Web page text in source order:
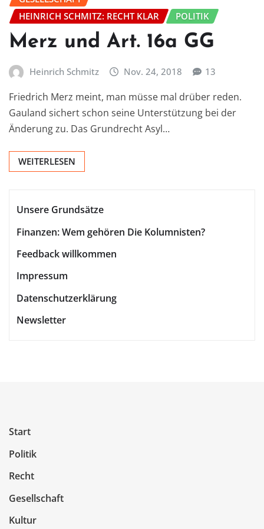
HEINRICH SCHMITZ: RECHT KLAR
POLITIK
Merz und Art. 16a GG
Heinrich Schmitz Nov. 24, 2018 13
Friedrich Merz meint, man müsse mal drüber reden.
Gauland sichert schon seine Unterstützung bei der
Änderung zu. Das Grundrecht Asyl…
WEITERLESEN
Unsere Grundsätze
Finanzen: Wem gehören Die Kolumnisten?
Feedback willkommen
Impressum
Datenschutzerklärung
Newsletter
Start
Politik
Recht
Gesellschaft
Kultur